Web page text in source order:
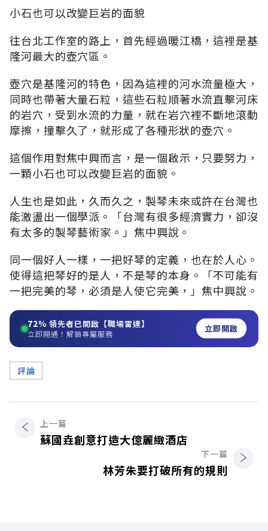
小石也可以改變巨岩的面貌
往台北工作室的路上，首先經過暖江橋，這裡是基
隆河最大的壺穴區。
壺穴是基隆河的特色，因為這裡的河水流量極大，
同時也帶著大量石粒，這些石粒順著水流直擊河床
的岩穴，受到水流的力量，就在岩穴裡不斷地滾動
摩擦，撞擊久了，就形成了各種形狀的壺穴。
這個作用對焦中興而言，是一個啟示，只要努力，
一顆小石也可以改變巨岩的面貌。
人生也是如此，久而久之，製琴未來或許在台灣也
能激盪出一個學派。「台灣有很多經濟實力，卻沒
有太多的製琴藝術家。」焦中興說。
同一個好人一樣，一把好琴的定義，也在於人心。
使得這把琴好的是人，不是琴的本身。「不可能有
一把完美的琴，必須是人使它完美，」焦中興說。
72% 領先者已開啟【職場雷達】
立即開通！解鎖專屬服務 立即開啟
評論
上一篇
蘇國垚創意打造大億麗緻酒店
下一篇
林芳朱要打破所有的規則